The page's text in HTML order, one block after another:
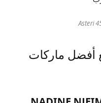
Asteri
أفضل ماركات